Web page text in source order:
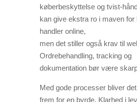
køberbeskyttelse og tvist-
kan give ekstra ro i maven for
handler online,
men det stiller også krav til
Ordrebehandling, tracking og
dokumentation bør være
Med gode processer bliver
frem for en byrde. Klarhed i